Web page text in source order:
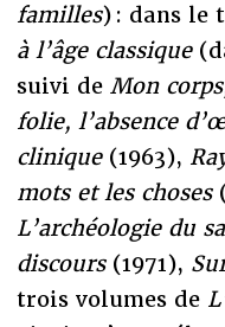
familles) : dans le
à l’âge classique
suivi de Mon
folie, l’absence
clinique(1963),
mots et les choses
L’archéologie du
discours(1971),
trois volumes de